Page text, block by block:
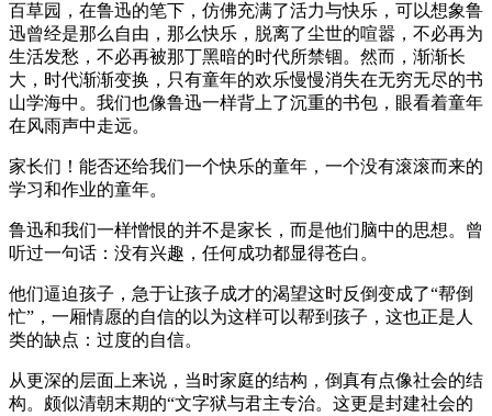
百草园，在鲁迅的笔下，仿佛充满了活力与快乐，可以想象鲁
迅曾经是那么自由，那么快乐，脱离了尘世的喧嚣，不必再为
生活发愁，不必再被那丁黑暗的时代所禁锢。然而，渐渐长
大，时代渐渐变换，只有童年的欢乐慢慢消失在无穷无尽的书
山学海中。我们也像鲁迅一样背上了沉重的书包，眼看着童年
在风雨声中走远。
家长们！能否还给我们一个快乐的童年，一个没有滚滚而来的
学习和作业的童年。
鲁迅和我们一样憎恨的并不是家长，而是他们脑中的思想。曾
听过一句话：没有兴趣，任何成功都显得苍白。
他们逼迫孩子，急于让孩子成才的渴望这时反倒变成了“帮倒
忙”，一厢情愿的自信的以为这样可以帮到孩子，这也正是人
类的缺点：过度的自信。
从更深的层面上来说，当时家庭的结构，倒真有点像社会的结
构。颇似清朝末期的“文字狱与君主专治。这更是封建社会的